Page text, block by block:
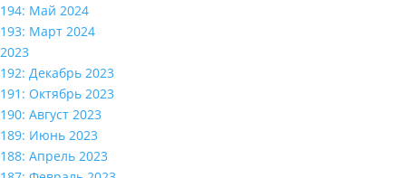
194: Май 2024
193: Март 2024
2023
192: Декабрь 2023
191: Октябрь 2023
190: Август 2023
189: Июнь 2023
188: Апрель 2023